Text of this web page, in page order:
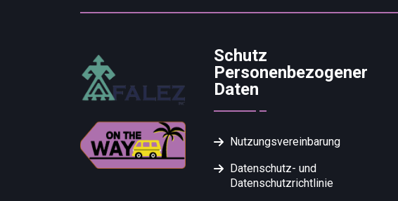
Schutz
Personenbezogener
Daten
Nutzungsvereinbarung
Datenschutz- und
Datenschutzrichtlinie